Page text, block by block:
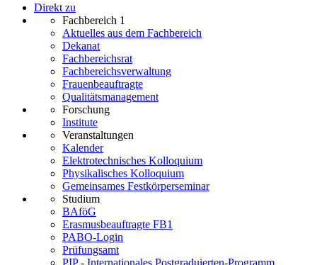
Direkt zu
Fachbereich 1
Aktuelles aus dem Fachbereich
Dekanat
Fachbereichsrat
Fachbereichsverwaltung
Frauenbeauftragte
Qualitätsmanagement
Forschung
Institute
Veranstaltungen
Kalender
Elektrotechnisches Kolloquium
Physikalisches Kolloquium
Gemeinsames Festkörperseminar
Studium
BAföG
Erasmusbeauftragte FB1
PABO-Login
Prüfungsamt
PIP - Internationales Postgraduierten-Programm